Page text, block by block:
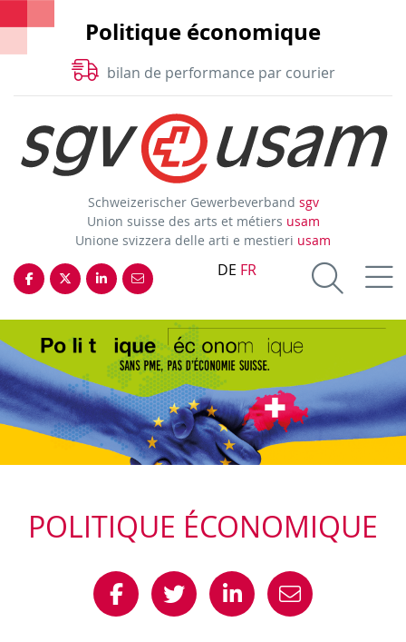
Politique économique
bilan de performance par courier
Schweizerischer Gewerbeverband sgv
Union suisse des arts et métiers usam
Unione svizzera delle arti e mestieri usam
DE FR
POLITIQUE ÉCONOMIQUE